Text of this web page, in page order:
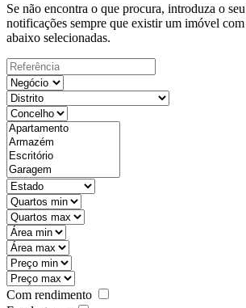
Se não encontra o que procura, introduza o
notificações sempre que existir um imóvel com
abaixo selecionadas.
Com rendimento